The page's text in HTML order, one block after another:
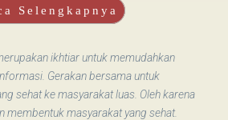
Selengkapnya
ikhtiar untuk memudahkan
Gerakan bersama untuk
sehat ke masyarakat luas. Oleh karena
membentuk masyarakat yang sehat.